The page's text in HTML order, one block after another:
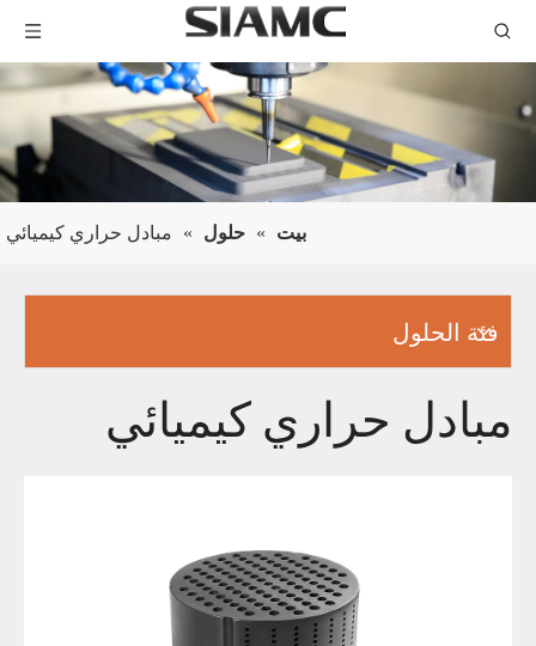
بيت » حلول » مبادل حراري كيميائي
فئة الحلول
مبادل حراري كيميائي